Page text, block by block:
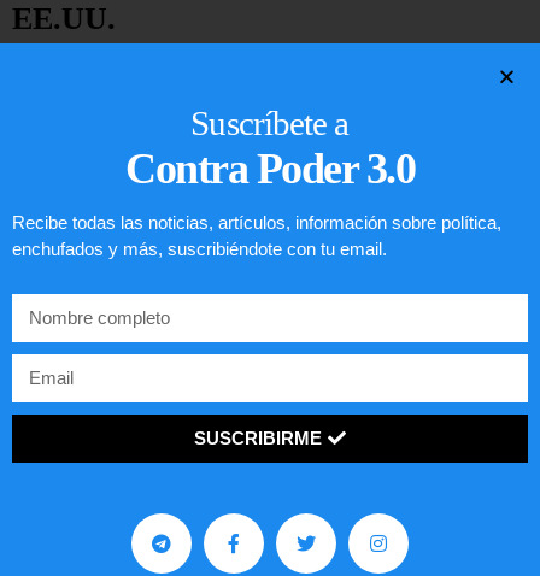
EE.UU.
Preguntas frecuentes sobre la visa
EE.UU. 2020
Suscríbete a
Contra Poder 3.0
Recibe todas las noticias, artículos, información sobre política,
enchufados y más, suscribiéndote con tu email.
SUSCRIBIRME